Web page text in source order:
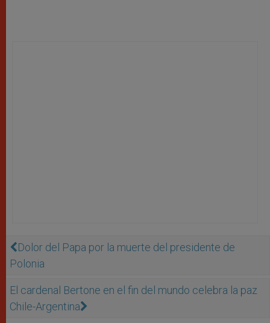
Dolor del Papa por la muerte del presidente de
Polonia
El cardenal Bertone en el fin del mundo celebra la paz
Chile-Argentina